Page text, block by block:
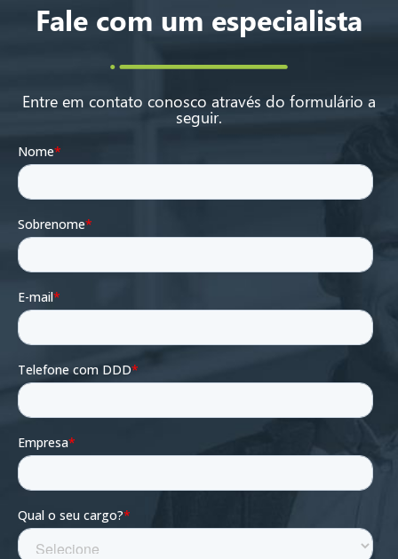
Fale com um especialista
Entre em contato conosco através do formulário a
seguir.